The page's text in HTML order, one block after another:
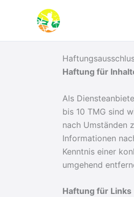
Haftung für
Als
bis 10 TMG sind
nach Umständen
Informationen
Kenntnis einer
umgehend
Haftung für Links